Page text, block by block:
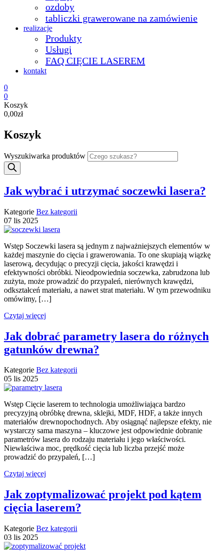
ozdoby
tabliczki grawerowane na zamówienie
realizacje
Produkty
Usługi
FAQ CIĘCIE LASEREM
kontakt
0
0
Koszyk
0,00zł
Koszyk
Wyszukiwarka produktów
Jak wybrać i utrzymać soczewki lasera?
Kategorie Bez kategorii
07 lis 2025
Wstęp Soczewki lasera są jednym z najważniejszych elementów w
każdej maszynie do cięcia i grawerowania. To one skupiają wiązkę
laserową, decydując o precyzji cięcia, jakości krawędzi i
efektywności obróbki. Nieodpowiednia soczewka, zabrudzona lub
zużyta, może prowadzić do przypaleń, nierównych krawędzi,
odkształceń materiału, a nawet strat materiału. W tym przewodniku
omówimy, […]
Czytaj więcej
Jak dobrać parametry lasera do różnych
gatunków drewna?
Kategorie Bez kategorii
05 lis 2025
Wstęp Cięcie laserem to technologia umożliwiająca bardzo
precyzyjną obróbkę drewna, sklejki, MDF, HDF, a także innych
materiałów drewnopochodnych. Aby osiągnąć najlepsze efekty, nie
wystarczy sama maszyna – kluczowe jest odpowiednie dobranie
parametrów lasera do rodzaju materiału i jego właściwości.
Niewłaściwa moc, prędkość cięcia lub liczba przejść może
prowadzić do przypaleń, […]
Czytaj więcej
Jak zoptymalizować projekt pod kątem
cięcia laserem?
Kategorie Bez kategorii
03 lis 2025